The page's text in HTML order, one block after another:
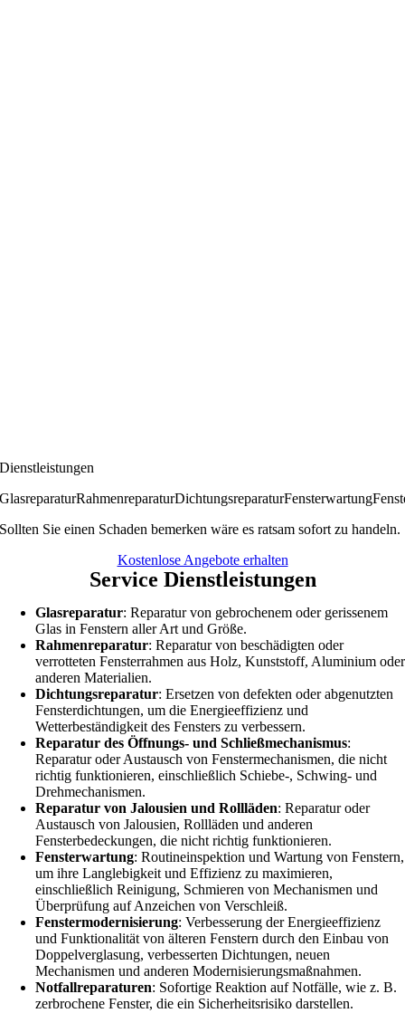
Dienstleistungen
GlasreparaturRahmenreparaturDichtungsreparaturFensterwartung
Sollten Sie einen Schaden bemerken wäre es ratsam sofort zu handeln.
Kostenlose Angebote erhalten
Service Dienstleistungen
Glasreparatur: Reparatur von gebrochenem oder gerissenem
Glas in Fenstern aller Art und Größe.
Rahmenreparatur: Reparatur von beschädigten oder
verrotteten Fensterrahmen aus Holz, Kunststoff, Aluminium oder
anderen Materialien.
Dichtungsreparatur: Ersetzen von defekten oder abgenutzten
Fensterdichtungen, um die Energieeffizienz und
Wetterbeständigkeit des Fensters zu verbessern.
Reparatur des Öffnungs- und Schließmechanismus:
Reparatur oder Austausch von Fenstermechanismen, die nicht
richtig funktionieren, einschließlich Schiebe-, Schwing- und
Drehmechanismen.
Reparatur von Jalousien und Rollläden: Reparatur oder
Austausch von Jalousien, Rollläden und anderen
Fensterbedeckungen, die nicht richtig funktionieren.
Fensterwartung: Routineinspektion und Wartung von Fenstern,
um ihre Langlebigkeit und Effizienz zu maximieren,
einschließlich Reinigung, Schmieren von Mechanismen und
Überprüfung auf Anzeichen von Verschleiß.
Fenstermodernisierung: Verbesserung der Energieeffizienz
und Funktionalität von älteren Fenstern durch den Einbau von
Doppelverglasung, verbesserten Dichtungen, neuen
Mechanismen und anderen Modernisierungsmaßnahmen.
Notfallreparaturen: Sofortige Reaktion auf Notfälle, wie z. B.
zerbrochene Fenster, die ein Sicherheitsrisiko darstellen.